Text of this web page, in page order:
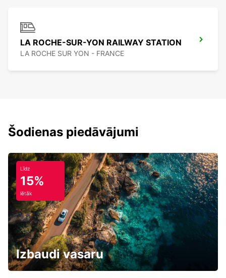
LA ROCHE-SUR-YON RAILWAY STATION
LA ROCHE SUR YON - FRANCE
Šodienas piedāvājumi
Līdz
15%
lētāk
Izbaudi vasaru